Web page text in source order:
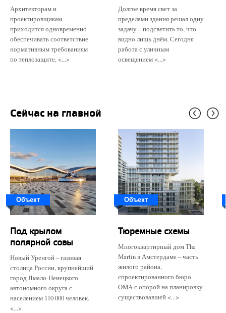
Архитекторам и
проектировщикам
приходится одновременно
обеспечивать соответствие
нормативным требованиям
по теплозащите, <...>
Долгое время свет за
пределами здания решал одну
задачу – подсветить то, что
видно лишь днём. Сегодня
работа с уличным
освещением <...>
Сейчас на главной
Объект
Под крылом
полярной совы
Новый Уренгой – газовая
столица России, крупнейший
город Ямало-Ненецкого
автономного округа с
населением 110 000 человек.
<...>
Объект
Тюремные схемы
Многоквартирный дом The
Martin в Амстердаме – часть
жилого района,
спроектированного бюро
OMA с опорой на планировку
существовавшей <...>